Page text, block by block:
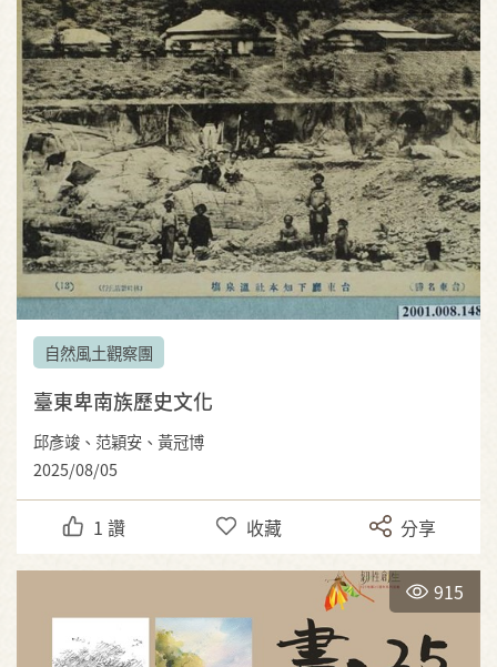
自然風土觀察團
臺東卑南族歷史文化
邱彥竣、范穎安、黃冠博
2025/08/05
1 讚 收藏 分享
915